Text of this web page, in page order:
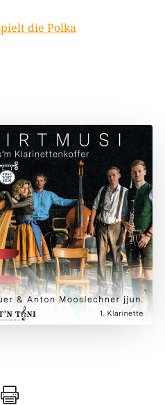
die Polka
